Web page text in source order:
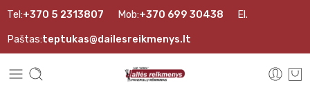
Tel:+370 5 2313807 Mob:+370 699 30438 El.
Paštas:teptukas@dailesreikmenys.lt